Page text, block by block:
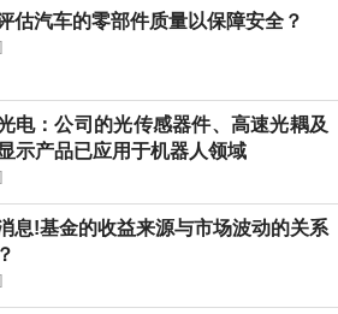
估汽车的零部件质量以保障安全？
电：公司的光传感器件、高速光耦及
示产品已应用于机器人领域
息!基金的收益来源与市场波动的关系